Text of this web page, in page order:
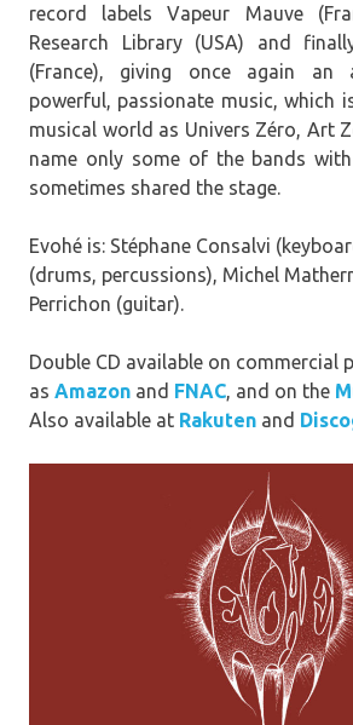
record labels Vapeur Mauve
Research Library (USA) and
(France), giving once again an
powerful, passionate music, which
musical world as Univers Zéro, Art
name only some of the bands
sometimes shared the stage.
Evohé is: Stéphane Consalvi
(drums, percussions), Michel
Perrichon (guitar).
Double CD available on commercial
as Amazon and FNAC, and on the
Also available at Rakuten and